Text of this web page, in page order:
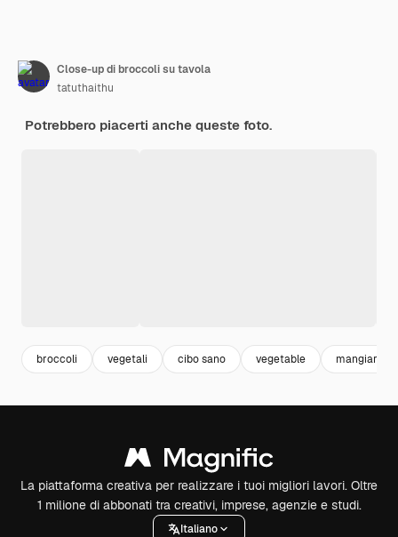
Close-up di broccoli su tavola
tatuthaithu
Potrebbero piacerti anche queste foto.
broccoli vegetali cibo sano vegetable mangiare
La piattaforma creativa per realizzare i tuoi migliori lavori. Oltre
1 milione di abbonati tra creativi, imprese, agenzie e studi.
Italiano